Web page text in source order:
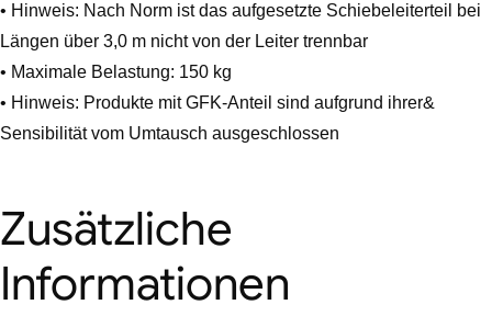
• Hinweis: Nach Norm ist das aufgesetzte Schiebeleiterteil bei
Längen über 3,0 m nicht von der Leiter trennbar
• Maximale Belastung: 150 kg
• Hinweis: Produkte mit GFK-Anteil sind aufgrund ihrer&
Sensibilität vom Umtausch ausgeschlossen
Zusätzliche
Informationen